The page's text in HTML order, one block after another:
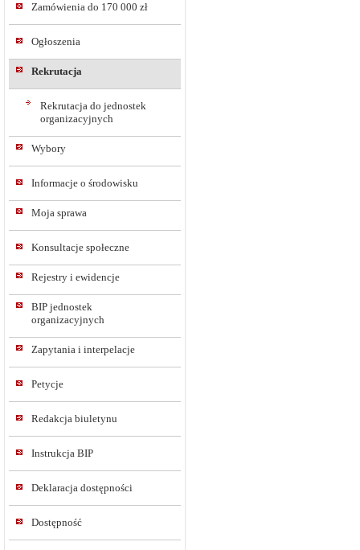
Zamówienia do 170 000 zł
Ogłoszenia
Rekrutacja
Rekrutacja do jednostek
organizacyjnych
Wybory
Informacje o środowisku
Moja sprawa
Konsultacje społeczne
Rejestry i ewidencje
BIP jednostek
organizacyjnych
Zapytania i interpelacje
Petycje
Redakcja biuletynu
Instrukcja BIP
Deklaracja dostępności
Dostępność